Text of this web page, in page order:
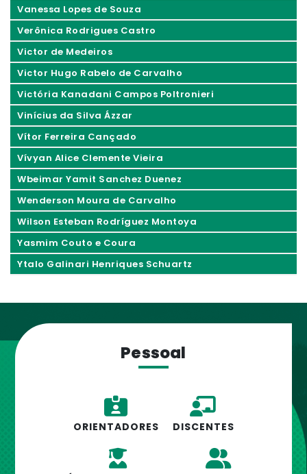
Vanessa Lopes de Souza
Verônica Rodrigues Castro
Victor de Medeiros
Victor Hugo Rabelo de Carvalho
Victória Kanadani Campos Poltronieri
Vinícius da Silva Ázzar
Vítor Ferreira Cançado
Vívyan Alice Clemente Vieira
Wbeimar Yamit Sanchez Duenez
Wenderson Moura de Carvalho
Wilson Esteban Rodríguez Montoya
Yasmim Couto e Coura
Ytalo Galinari Henriques Schuartz
Pessoal
ORIENTADORES DISCENTES